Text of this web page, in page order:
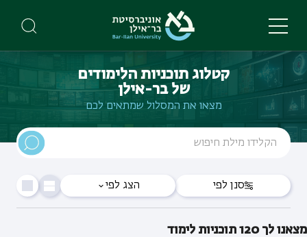
main
קטלוג תוכניות הלימודים
של בר-אילן
מצאו את המסלול שמתאים לכם
סנן לפי הצג לפי
מצאנו לך120 תוכניות לימוד